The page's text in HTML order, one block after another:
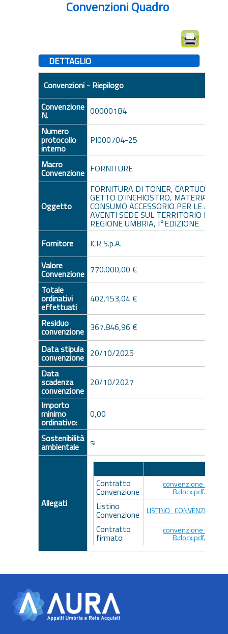
Convenzioni Quadro
DETTAGLIO
Convenzioni - Riepilogo
Convenzione
N.
00000184
Numero
protocollo
interno
PI000704-25
Macro
Convenzione FORNITURE
Oggetto
FORNITURA DI TONER, CARTUCCE A
GETTO D'INCHIOSTRO, MATERIALE DI
CONSUMO ACCESSORIO PER LE
AVENTI SEDE SUL TERRITORIO DELLA
REGIONE UMBRIA, I°EDIZIONE
Fornitore
ICR S.p.A.
Valore
Convenzione 770.000,00 €
Totale
ordinativi
effettuati
402.153,04 €
Residuo
convenzione 367.846,96 €
Data stipula
convenzione 20/10/2025
Data
scadenza
convenzione
20/10/2027
Importo
minimo
ordinativo:
0,00
Sostenibilità
ambientale si
Allegati
Contratto
Convenzione
convenzione lotto 7
8.docx.pdf.p7m
Listino
Convenzione
Contratto
firmato
convenzione lotto 7
8.docx.pdf.p7m